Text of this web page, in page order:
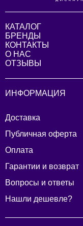
КАТАЛОГ
БРЕНДЫ
КОНТАКТЫ
О НАС
ОТЗЫВЫ
ИНФОРМАЦИЯ
Доставка
Публичная оферта
Оплата
Гарантии и возврат
Вопросы и ответы
Нашли дешевле?